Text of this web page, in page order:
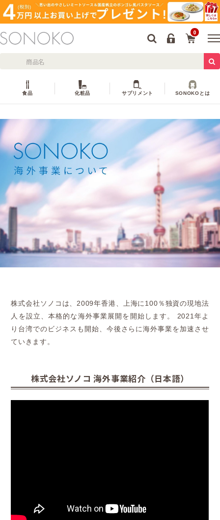
0
食品 化粧品 サプリメント SONOKOとは
株式会社ソノコは、2009年香港、上海に100％独資の現地法
人を設立、本格的な海外事業展開を開始します。
2021年よ
り台湾でのビジネスも開始、今後さらに海外事業を加速させ
ていきます。
株式会社ソノコ 海外事業紹介（日本語）